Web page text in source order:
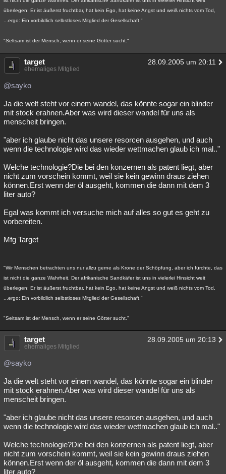
überlegen: Er ist äußerst fruchtbar, hat kein Ego, hat keine Angst und weiß nichts vom Tod,
...ergo: Ein vorbildlich selbstloses Mitglied der Gesellschaft."
"Seltsam ist der Mensch, wenn er seine Götter sucht."
target 28.09.2005 um 20:11
ehemaliges Mitglied
@sayko
Ja die welt steht vor einem wandel, das könnte sogar ein blinder
mit stock erahnen.Aber was wird dieser wandel für uns als
menscheit bringen.
"aber ich glaube nicht das unsere resorcen ausgehen, und auch
wenn die technologie wird das wieder wettmachen glaub ich mal.."
Welche technologie?Die bei den konzernen als patent liegt, aber
nicht zum vorschein kommt, weil sie kein gewinn draus ziehen
können.Erst wenn der öl ausgeht, kommen die dann mit dem 3
liter auto?
Egal was kommt ich versuche mich auf alles so gut es geht zu
vorbereiten.
Mfg Target
"Wir Menschen betrachten uns nur allzu gerne als Krone der Schöpfung, aber ich fürchte, das
ist nicht die ganze Wahrheit. Der afrikanische Sandkäfer ist uns in vielerlei Hinsicht weit
überlegen: Er ist äußerst fruchtbar, hat kein Ego, hat keine Angst und weiß nichts vom Tod,
...ergo: Ein vorbildlich selbstloses Mitglied der Gesellschaft."
"Seltsam ist der Mensch, wenn er seine Götter sucht."
target 28.09.2005 um 20:13
ehemaliges Mitglied
@sayko
Ja die welt steht vor einem wandel, das könnte sogar ein blinder
mit stock erahnen.Aber was wird dieser wandel für uns als
menscheit bringen.
"aber ich glaube nicht das unsere resorcen ausgehen, und auch
wenn die technologie wird das wieder wettmachen glaub ich mal.."
Welche technologie?Die bei den konzernen als patent liegt, aber
nicht zum vorschein kommt, weil sie kein gewinn draus ziehen
können.Erst wenn der öl ausgeht, kommen die dann mit dem 3
liter auto?